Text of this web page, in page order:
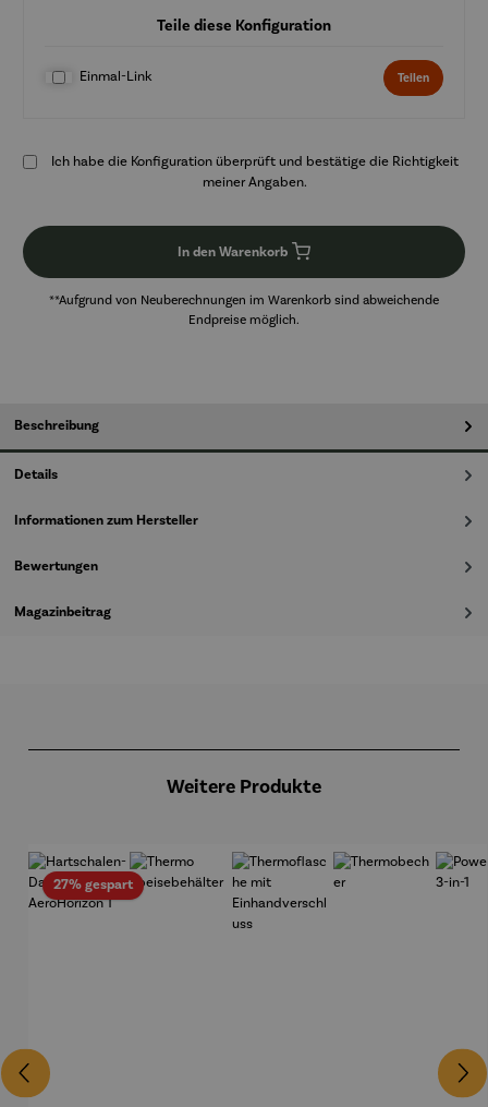
Teile diese Konfiguration
Einmal-Link Teilen
Ich habe die Konfiguration überprüft und bestätige die Richtigkeit
meiner Angaben.
In den Warenkorb
**Aufgrund von Neuberechnungen im Warenkorb sind abweichende
Endpreise möglich.
Beschreibung
Details
Informationen zum Hersteller
Bewertungen
Magazinbeitrag
Weitere Produkte
27% gespartRabatt